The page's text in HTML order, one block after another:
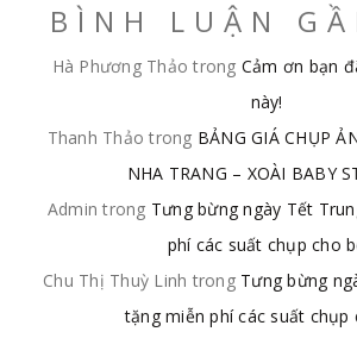
BÌNH LUẬN
Hà Phương Thảo trong Cảm ơn bạn
này!
Thanh Thảo trong BẢNG GIÁ CHỤP
NHA TRANG – XOÀI BABY
Admin trong Tưng bừng ngày Tết
phí các suất chụp cho
Chu Thị Thuỳ Linh trong Tưng bừng
tặng miễn phí các suất chụp